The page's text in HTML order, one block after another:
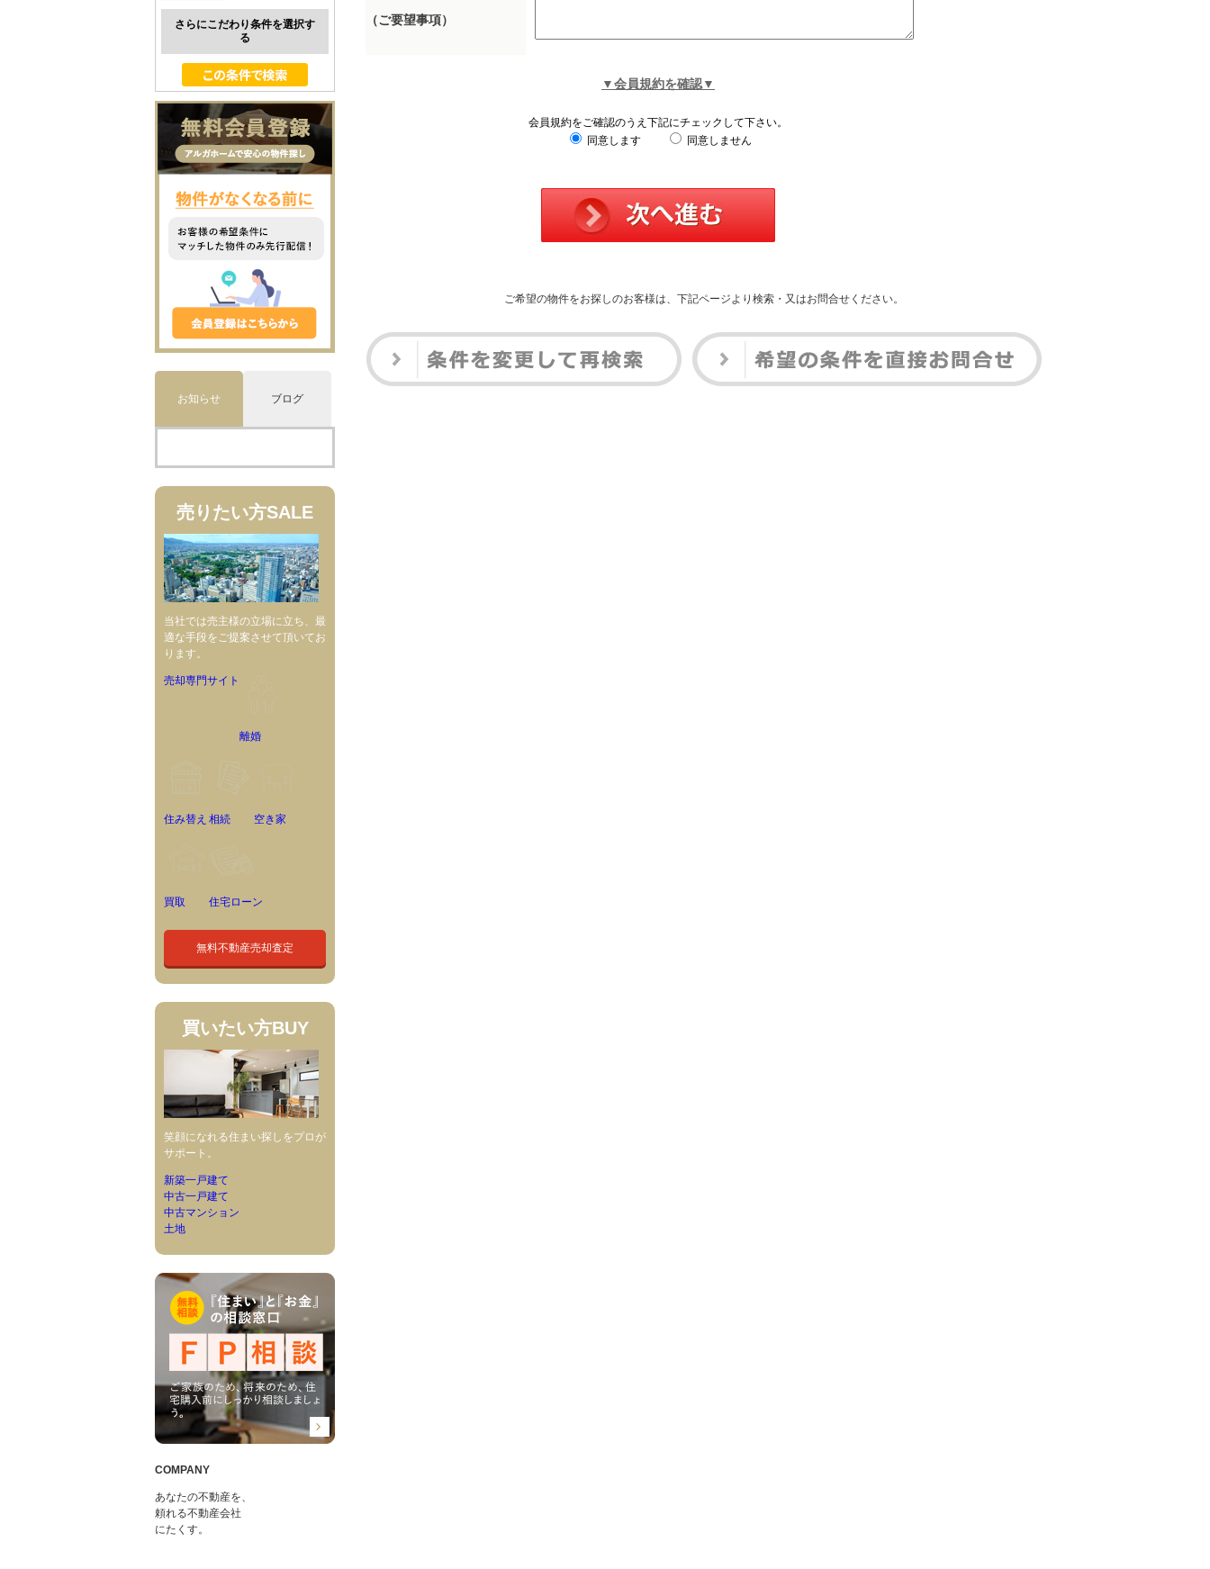
（ご要望事項）
▼会員規約を確認▼
会員規約をご確認のうえ下記にチェックして下さい。
同意します
同意しません
ご希望の物件をお探しのお客様は、下記ページより検索・又はお問合せください。
さらにこだわり条件を選択す
る
お知らせ ブログ
売りたい方SALE
当社では売主様の立場に立ち、最
適な手段をご提案させて頂いてお
ります。
売却専門サイト
離婚
住み替え 相続 空き家
買取 住宅ローン
無料不動産売却査定
買いたい方BUY
笑顔になれる住まい探しをプロが
サポート。
新築一戸建て
中古一戸建て
中古マンション
土地
COMPANY
あなたの不動産を、
頼れる不動産会社
にたくす。